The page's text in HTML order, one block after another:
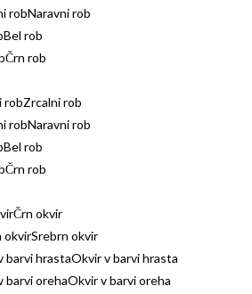
Naravni rob
Bel rob
Črn rob
Zrcalni rob
Naravni rob
Bel rob
Črn rob
Črn okvir
Srebrn okvir
Okvir v barvi hrasta
Okvir v barvi oreha